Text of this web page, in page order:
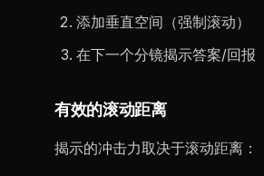
添加垂直空间（强制滚动）
在下一个分镜揭示答案/回报
有效的滚动距离
揭示的冲击力取决于滚动距离：